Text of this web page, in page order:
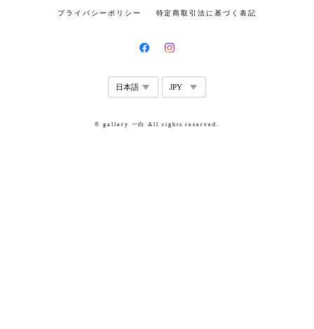
プライバシーポリシー 特定商取引法に基づく表記
© gallery 一白 All rights reserved.